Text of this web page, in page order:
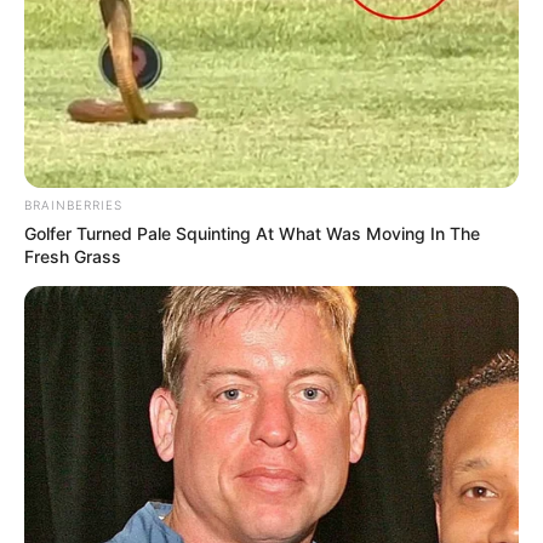
Magazine, Tropiques FM, Week-End et Zone-Turf, et bien
d’autres encore.
Faites votre propre synthèse avec l’aide du Logiciel 100%
gratuit et obtenez un pronostic Logique ou avec des
outsiders.
MEILLEURES OFFRES DE LA SEMAINE !
BRAINBERRIES
Golfer Turned Pale Squinting At What Was Moving In The
Fresh Grass